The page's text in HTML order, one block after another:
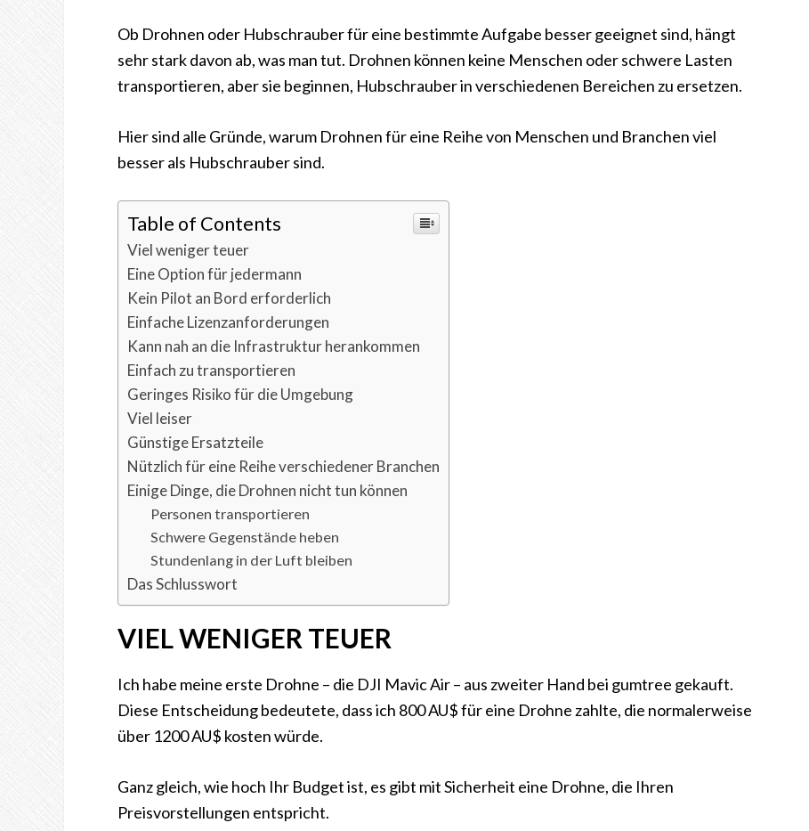
Ob Drohnen oder Hubschrauber für eine bestimmte Aufgabe besser geeignet sind, hängt
sehr stark davon ab, was man tut. Drohnen können keine Menschen oder schwere Lasten
transportieren, aber sie beginnen, Hubschrauber in verschiedenen Bereichen zu ersetzen.
Hier sind alle Gründe, warum Drohnen für eine Reihe von Menschen und Branchen viel
besser als Hubschrauber sind.
Table of Contents
Viel weniger teuer
Eine Option für jedermann
Kein Pilot an Bord erforderlich
Einfache Lizenzanforderungen
Kann nah an die Infrastruktur herankommen
Einfach zu transportieren
Geringes Risiko für die Umgebung
Viel leiser
Günstige Ersatzteile
Nützlich für eine Reihe verschiedener Branchen
Einige Dinge, die Drohnen nicht tun können
Personen transportieren
Schwere Gegenstände heben
Stundenlang in der Luft bleiben
Das Schlusswort
VIEL WENIGER TEUER
Ich habe meine erste Drohne – die DJI Mavic Air – aus zweiter Hand bei gumtree gekauft.
Diese Entscheidung bedeutete, dass ich 800 AU$ für eine Drohne zahlte, die normalerweise
über 1200 AU$ kosten würde.
Ganz gleich, wie hoch Ihr Budget ist, es gibt mit Sicherheit eine Drohne, die Ihren
Preisvorstellungen entspricht.